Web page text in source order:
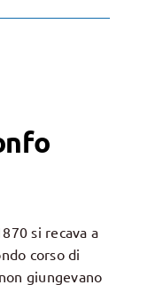
si recava a
corso di
giungevano